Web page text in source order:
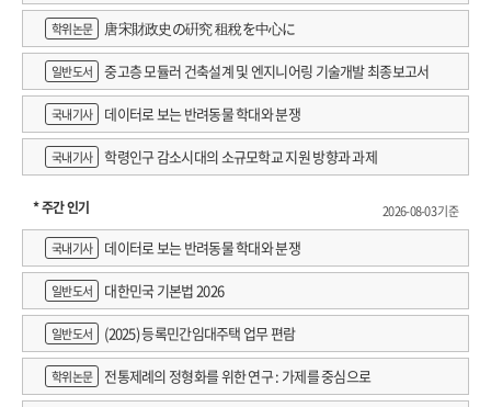
학위논문 唐宋財政史の硏究 租稅を中心に
일반도서 중고층 모듈러 건축설계 및 엔지니어링 기술개발 최종보고서
국내기사 데이터로 보는 반려동물 학대와 분쟁
국내기사 학령인구 감소시대의 소규모학교 지원 방향과 과제
* 주간 인기
2026-08-03 기준
국내기사
데이터로 보는 반려동물 학대와 분쟁
일반도서 대한민국 기본법 2026
일반도서 (2025) 등록민간임대주택 업무 편람
학위논문 전통제례의 정형화를 위한 연구 : 가제를 중심으로